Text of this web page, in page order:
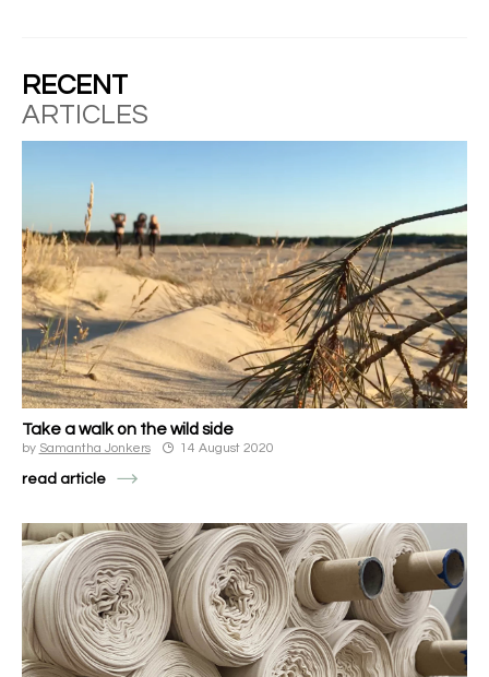
RECENT
ARTICLES
Take a walk on the wild side
by Samantha Jonkers 14 August 2020
read article